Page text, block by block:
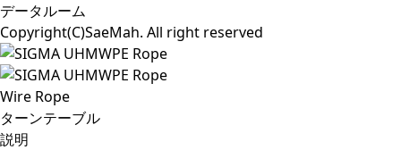
データルーム
Copyright(C)SaeMah. All right reserved
Wire Rope
ターンテーブル
説明